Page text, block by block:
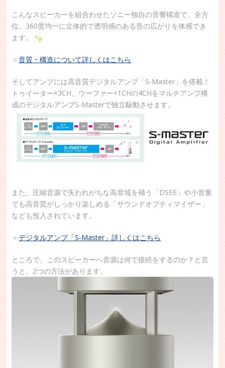
こんなスピーカーを組合わせたソニー独自の音響構造で、全方
位、360度均一に立体的で透明感のある音の広がりを体感でき
ます。
＞音質・構造について詳しくはこちら
そしてアンプには高音質デジタルアンプ「S-Master」を搭載！
トゥイーター×3CH、ウーファー×1CHの4CHをマルチアンプ構
成のデジタルアンプS-Masterで独立駆動させます。
また、圧縮音源で失われがちな高音域を補う「DSEE」や小音量
でも高音質がしっかり楽しめる「サウンドオプティマイザー」
なども投入されています。
＞デジタルアンプ「S-Master」詳しくはこちら
ところで、このスピーカーへ音源は何で接続をするのか？と言
うと、2つの方法があります。